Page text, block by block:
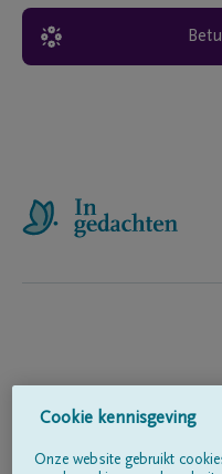
Cookie kennisgeving
Onze website gebruikt